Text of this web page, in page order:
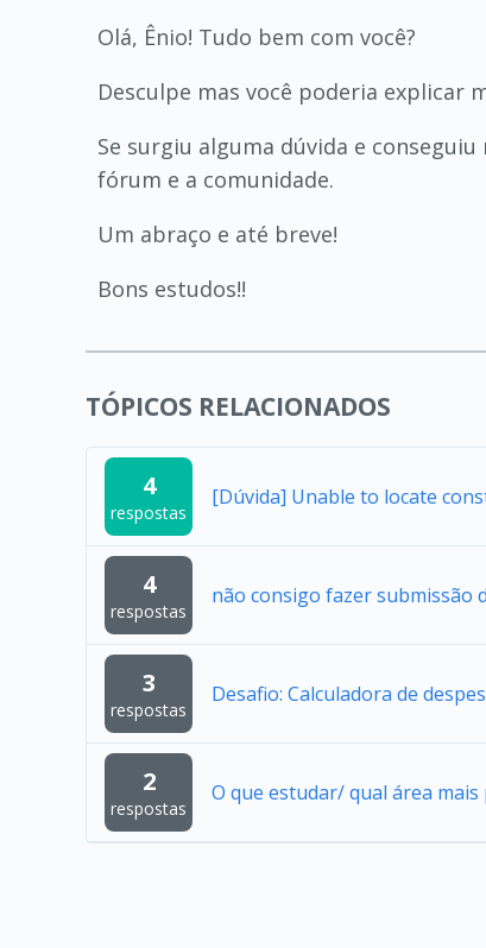
Olá, Ênio! Tudo bem com você?
Desculpe mas você poderia explicar
Se surgiu alguma dúvida e
fórum e a comunidade.
Um abraço e até breve!
Bons estudos!!
TÓPICOS RELACIONADOS
4
respostas
[Dúvida] Unable to locate
4
respostas
não consigo fazer submissão
3
respostas
Desafio: Calculadora de
2
respostas
O que estudar/ qual área mais